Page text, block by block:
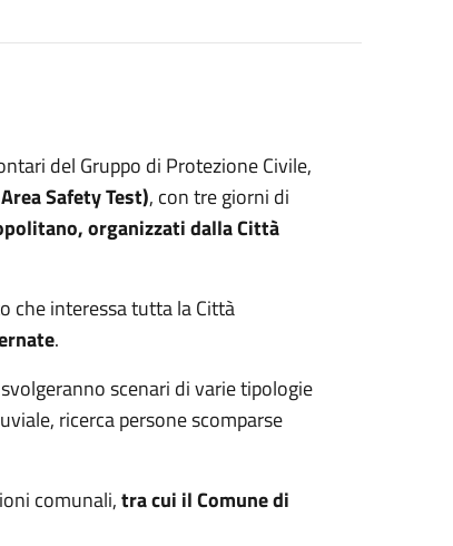
del Gruppo di Protezione Civile,
Safety Test), con tre giorni di
organizzati dalla Città
che interessa tutta la Città
.
scenari di varie tipologie
ricerca persone scomparse
comunali,tra cui il Comune di